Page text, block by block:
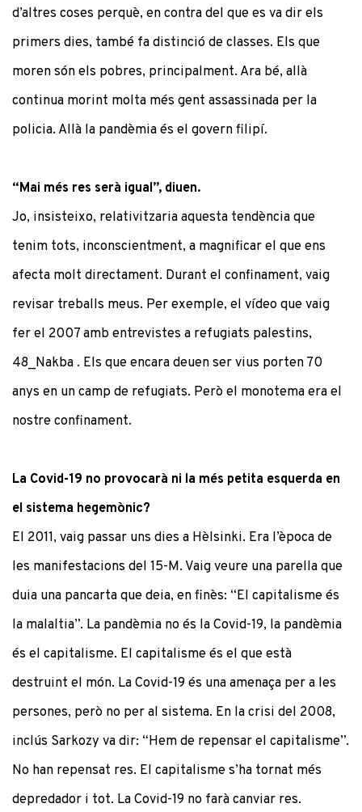
d’altres coses perquè, en contra del que es va dir els
primers dies, també fa distinció de classes. Els que
moren són els pobres, principalment. Ara bé, allà
continua morint molta més gent assassinada per la
policia. Allà la pandèmia és el govern filipí.
“Mai més res serà igual”, diuen.
Jo, insisteixo, relativitzaria aquesta tendència que
tenim tots, inconscientment, a magnificar el que ens
afecta molt directament. Durant el confinament, vaig
revisar treballs meus. Per exemple, el vídeo que vaig
fer el 2007 amb entrevistes a refugiats palestins,
48_Nakba . Els que encara deuen ser vius porten 70
anys en un camp de refugiats. Però el monotema era el
nostre confinament.
La Covid-19 no provocarà ni la més petita esquerda en
el sistema hegemònic?
El 2011, vaig passar uns dies a Hèlsinki. Era l’època de
les manifestacions del 15-M. Vaig veure una parella que
duia una pancarta que deia, en finès: “El capitalisme és
la malaltia”. La pandèmia no és la Covid-19, la pandèmia
és el capitalisme. El capitalisme és el que està
destruint el món. La Covid-19 és una amenaça per a les
persones, però no per al sistema. En la crisi del 2008,
inclús Sarkozy va dir: “Hem de repensar el capitalisme”.
No han repensat res. El capitalisme s’ha tornat més
depredador i tot. La Covid-19 no farà canviar res.